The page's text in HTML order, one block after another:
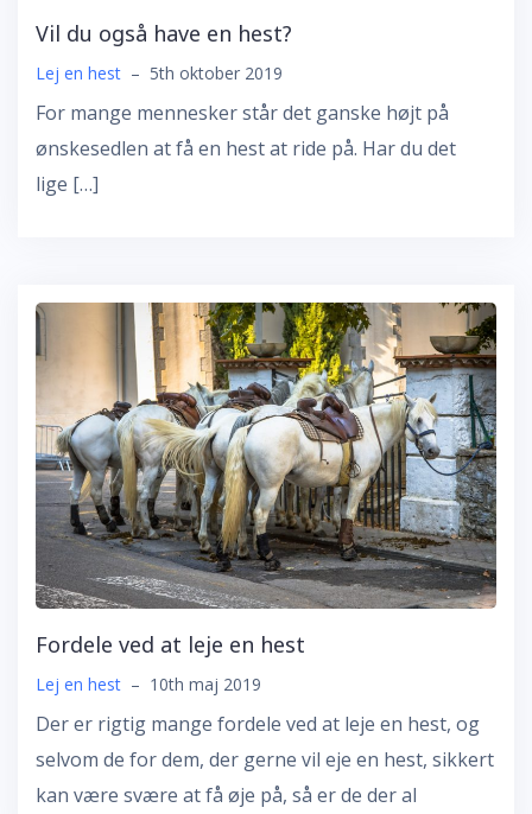
Vil du også have en hest?
Lej en hest – 5th oktober 2019
For mange mennesker står det ganske højt på
ønskesedlen at få en hest at ride på. Har du det
lige […]
Fordele ved at leje en hest
Lej en hest – 10th maj 2019
Der er rigtig mange fordele ved at leje en hest, og
selvom de for dem, der gerne vil eje en hest, sikkert
kan være svære at få øje på, så er de der al